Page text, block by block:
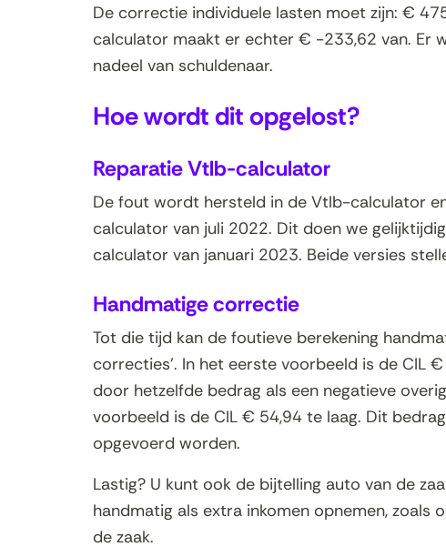
De correctie individuele lasten moet zijn: €
calculator maakt er echter € -233,62 van. Er
nadeel van schuldenaar.
Hoe wordt dit opgelost?
Reparatie Vtlb-calculator
De fout wordt hersteld in de Vtlb-calculator
calculator van juli 2022. Dit doen we
calculator van januari 2023. Beide versies
Handmatige correctie
Tot die tijd kan de foutieve berekening
correcties'. In het eerste voorbeeld is de CIL
door hetzelfde bedrag als een negatieve
voorbeeld is de CIL € 54,94 te laag. Dit
opgevoerd worden.
Lastig? U kunt ook de bijtelling auto van de
handmatig als extra inkomen opnemen, zoals
de zaak.